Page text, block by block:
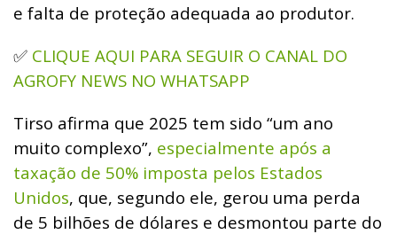
e falta de proteção adequada ao produtor.
✅ CLIQUE AQUI PARA SEGUIR O CANAL DO
AGROFY NEWS NO WHATSAPP
Tirso afirma que 2025 tem sido “um ano
muito complexo”, especialmente após a
taxação de 50% imposta pelos Estados
Unidos, que, segundo ele, gerou uma perda
de 5 bilhões de dólares e desmontou parte do